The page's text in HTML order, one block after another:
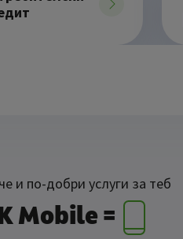
и по-добри услуги за теб
Mobile =